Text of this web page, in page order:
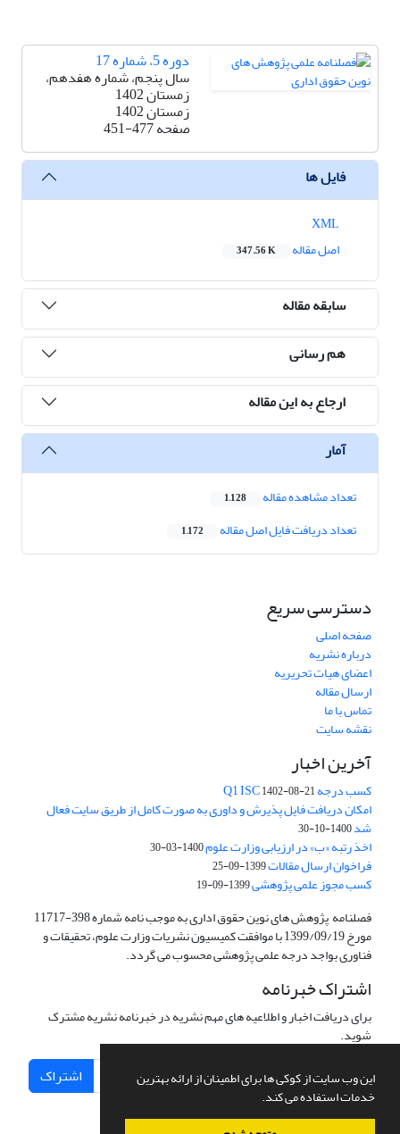
این وب سایت از کوکی ها برای اطمینان از ارائه بهترین
خدمات استفاده می کند.
دوره 5، شماره 17
سال پنجم، شماره هفدهم،
زمستان 1402
زمستان 1402
صفحه451-477
فایل ها
اصل مقاله
347.56 K
سابقه مقاله
هم رسانی
ارجاع به این مقاله
آمار
تعداد مشاهده مقاله 1,128
تعداد دریافت فایل اصل مقاله 1,172
دسترسی سریع
صفحه اصلی
درباره نشریه
اعضای هیات تحریریه
ارسال مقاله
تماس با ما
نقشه سایت
آخرین اخبار
کسب درجه Q1 ISC1402-08-21
امکان دریافت فایل پذیرش و داوری به صورت کامل از طریق سایت فعال
شد1400-10-30
اخذ رتبه «ب» در ارزیابی وزارت علوم1400-03-30
فراخوان ارسال مقالات1399-09-25
کسب مجوز علمی پژوهشی1399-09-19
فصلنامه پژوهش های نوین حقوق اداری به موجب نامه شماره 398-11717
مورخ 1399/09/19 با موافقت کمیسیون نشریات وزارت علوم، تحقیقات و
فناوری بواجد درجه علمی پژوهشی محسوب می گردد.
اشتراک خبرنامه
برای دریافت اخبار و اطلاعیه های مهم نشریه در خبرنامه نشریه مشترک
شوید.
اشتراک